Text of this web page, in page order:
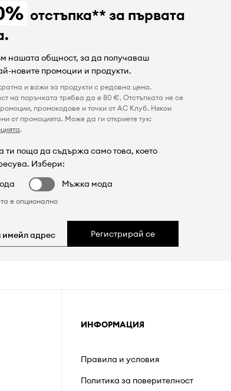
отстъпка** за първата
нашата общност, за да получаваш
новите промоции и продукти.
и важи за продукти с редовна цена.
на поръчката трябва да е 80 €. Отстъпката не се
промокодове и точки от AC Клуб. Някои
от промоцията. Може да ги откриете тук:
.
ти поща да съдържа само това, което
Избери:
Мъжка мода
е опционално
Регистрирай се
ИНФОРМАЦИЯ
Правила и условия
Политика за поверителност